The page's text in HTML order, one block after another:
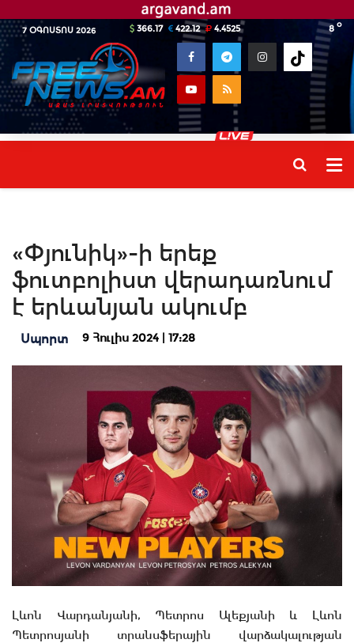
7 ՕԳՈՍՏՈՍ 2026 8 o
366.17 422.12 4.4525
«Փյունիկ»-ի երեք
ֆուտբոլիստ վերադառնում
է երևանյան ակումբ
Սպորտ 9 Հուլիս 2024 | 17:28
Լևոն Վարդանյանի, Պետրոս Ալեքյանի և Լևոն
Պետրոսյանի տրանսֆերային վարձակալության